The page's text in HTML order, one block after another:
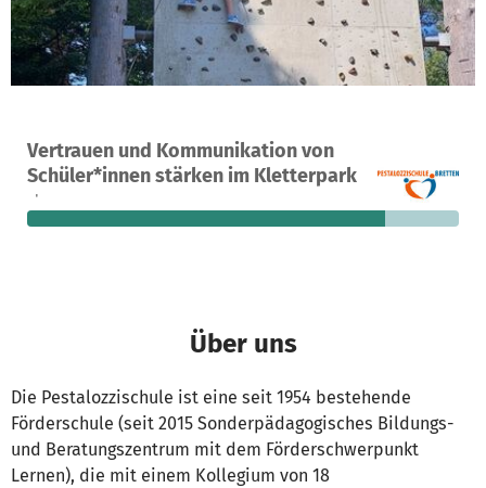
Vertrauen und Kommunikation von
Schüler*innen stärken im Kletterpark
Ein Projekt in Karlsruhe, Deutschland
42 83 % 645 €
fehlen noch
Über uns
Die Pestalozzischule ist eine seit 1954 bestehende
Förderschule (seit 2015 Sonderpädagogisches Bildungs-
und Beratungszentrum mit dem Förderschwerpunkt
Lernen), die mit einem Kollegium von 18